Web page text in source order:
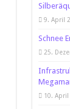
9. April
Schnee
25.
10. April